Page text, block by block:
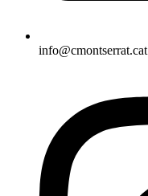
info@cmontserrat.cat